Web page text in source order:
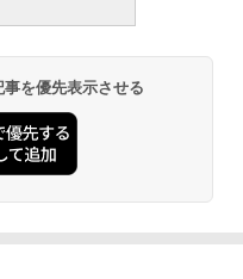
を優先表示させる